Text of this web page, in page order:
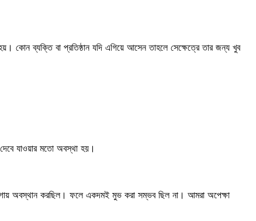
কোন ব্যক্তি বা প্রতিষ্ঠান যদি এগিয়ে আসেন তাহলে সেক্ষেত্রে তার জন্য খুব
যাওয়ার মতো অবস্থা হয়।
অবস্থান করছিল। ফলে একদমই মুভ করা সম্ভব ছিল না। আমরা অপেক্ষা